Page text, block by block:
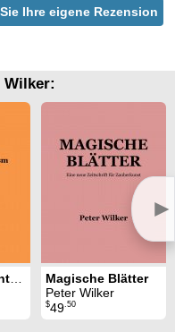
Ihre eigene Rezension
Wilker:
►
Aspects of Mentalism / Mentalism A La Mode
Magische Blätter
Peter Wilker
$49.50